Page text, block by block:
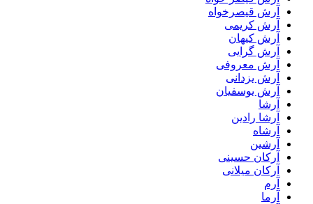
آرش قیصرخواه
آرش کریمی
آرش کیهان
آرش گرایی
آرش معروفی
آرش یزدانی
آرش یوسفیان
آرشا
آرشا رادین
آرشاه
آرشین
آرکان حسینی
آرکان میلانی
آرم
آرما